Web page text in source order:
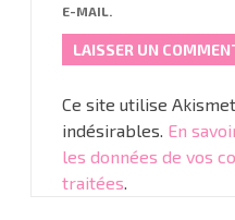
E-MAIL.
Ce site utilise
indésirables. En
les données de vos
traitées